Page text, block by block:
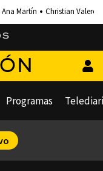
Ana Martín Christian Valero
Programas